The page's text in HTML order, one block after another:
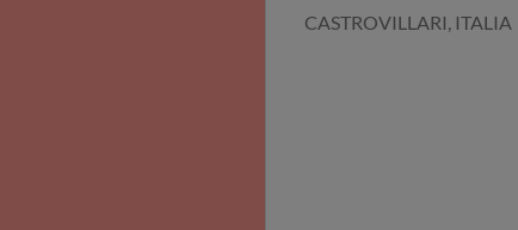
CASTROVILLARI, ITALIA